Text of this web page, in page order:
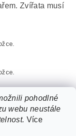
Zvířata musí
pohodlné
webu neustále
Více